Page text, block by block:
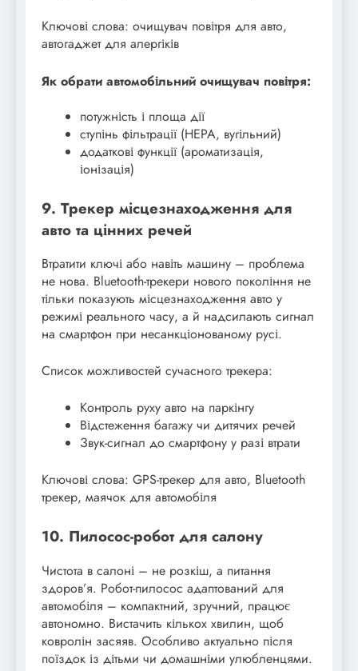
Ключові слова: очищувач повітря для авто,
автогаджет для алергіків
Як обрати автомобільний очищувач повітря:
потужність і площа дії
ступінь фільтрації (HEPA, вугільний)
додаткові функції (ароматизація,
іонізація)
9. Трекер місцезнаходження для
авто та цінних речей
Втратити ключі або навіть машину – проблема
не нова. Bluetooth-трекери нового покоління не
тільки показують місцезнаходження авто у
режимі реального часу, а й надсилають сигнал
на смартфон при несанкціонованому русі.
Список можливостей сучасного трекера:
Контроль руху авто на паркінгу
Відстеження багажу чи дитячих речей
Звук-сигнал до смартфону у разі втрати
Ключові слова: GPS-трекер для авто, Bluetooth
трекер, маячок для автомобіля
10. Пилосос-робот для салону
Чистота в салоні – не розкіш, а питання
здоров’я. Робот-пилосос адаптований для
автомобіля – компактний, зручний, працює
автономно. Вистачить кількох хвилин, щоб
ковролін засяяв. Особливо актуально після
поїздок із дітьми чи домашніми улюбленцями.